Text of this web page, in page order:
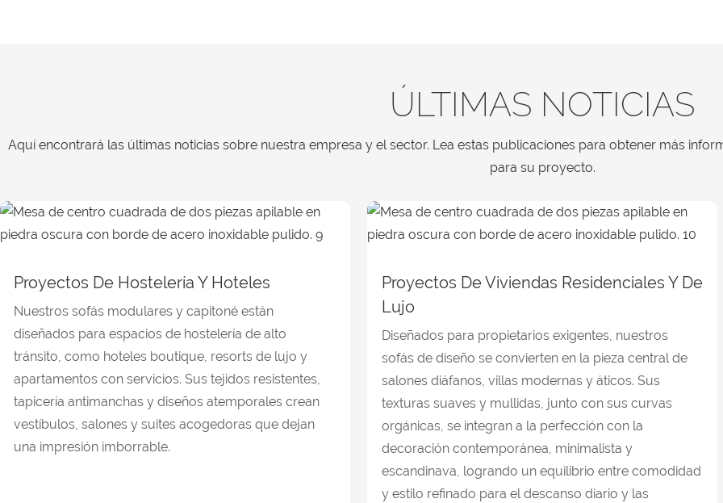
ÚLTIMAS NOTICIAS
Aquí encontrará las últimas noticias sobre nuestra empresa y el sector. Lea estas publicaciones para obtener más
para su proyecto.
Proyectos De Hostelería Y Hoteles
Nuestros sofás modulares y capitoné están
diseñados para espacios de hostelería de alto
tránsito, como hoteles boutique, resorts de lujo y
apartamentos con servicios. Sus tejidos resistentes,
tapicería antimanchas y diseños atemporales crean
vestíbulos, salones y suites acogedoras que dejan
una impresión imborrable.
Proyectos De Viviendas Residenciales Y De
Lujo
Diseñados para propietarios exigentes, nuestros
sofás de diseño se convierten en la pieza central de
salones diáfanos, villas modernas y áticos. Sus
texturas suaves y mullidas, junto con sus curvas
orgánicas, se integran a la perfección con la
decoración contemporánea, minimalista y
escandinava, logrando un equilibrio entre comodidad
y estilo refinado para el descanso diario y las